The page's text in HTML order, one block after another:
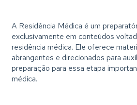
A Residência Médica é um
exclusivamente em conteúdos
residência médica. Ele oferece
abrangentes e direcionados para
preparação para essa etapa
médica.